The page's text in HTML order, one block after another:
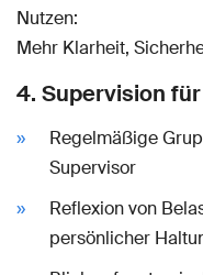
Nutzen:
Mehr Klarheit,
4. Supervision
Regelmäßige
Supervisor
Reflexion von
persönlicher